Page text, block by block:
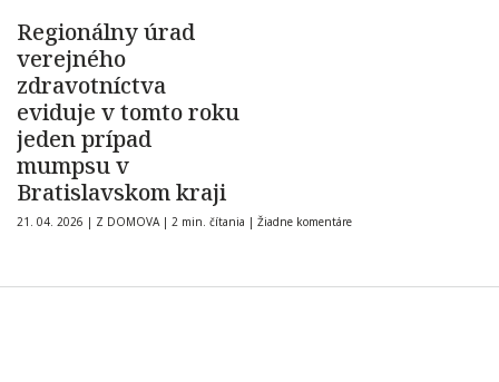
Regionálny úrad
verejného
zdravotníctva
eviduje v tomto roku
jeden prípad
mumpsu v
Bratislavskom kraji
21. 04. 2026 | Z DOMOVA | 2 min. čítania | Žiadne komentáre